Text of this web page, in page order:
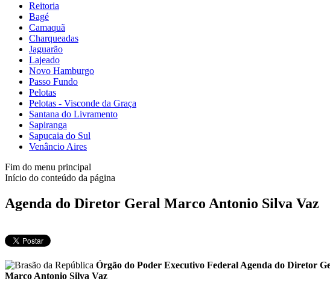
Reitoria
Bagé
Camaquã
Charqueadas
Jaguarão
Lajeado
Novo Hamburgo
Passo Fundo
Pelotas
Pelotas - Visconde da Graça
Santana do Livramento
Sapiranga
Sapucaia do Sul
Venâncio Aires
Fim do menu principal
Início do conteúdo da página
Agenda do Diretor Geral Marco Antonio Silva Vaz
Órgão do Poder Executivo Federal Agenda do Diretor
Marco Antonio Silva Vaz